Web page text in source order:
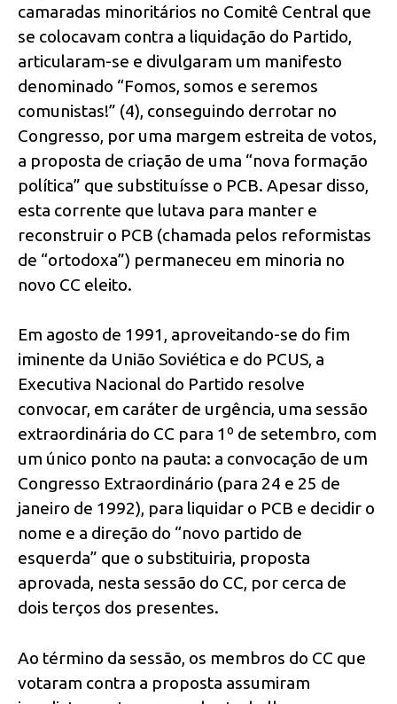
camaradas minoritários no Comitê Central que
se colocavam contra a liquidação do Partido,
articularam-se e divulgaram um manifesto
denominado “Fomos, somos e seremos
comunistas!” (4), conseguindo derrotar no
Congresso, por uma margem estreita de votos,
a proposta de criação de uma “nova formação
política” que substituísse o PCB. Apesar disso,
esta corrente que lutava para manter e
reconstruir o PCB (chamada pelos reformistas
de “ortodoxa”) permaneceu em minoria no
novo CC eleito.
Em agosto de 1991, aproveitando-se do fim
iminente da União Soviética e do PCUS, a
Executiva Nacional do Partido resolve
convocar, em caráter de urgência, uma sessão
extraordinária do CC para 1º de setembro, com
um único ponto na pauta: a convocação de um
Congresso Extraordinário (para 24 e 25 de
janeiro de 1992), para liquidar o PCB e decidir o
nome e a direção do “novo partido de
esquerda” que o substituiria, proposta
aprovada, nesta sessão do CC, por cerca de
dois terços dos presentes.
Ao término da sessão, os membros do CC que
votaram contra a proposta assumiram